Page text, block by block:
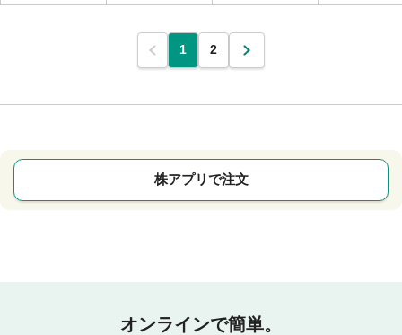
1 2
株アプリで注文
オンラインで簡単。